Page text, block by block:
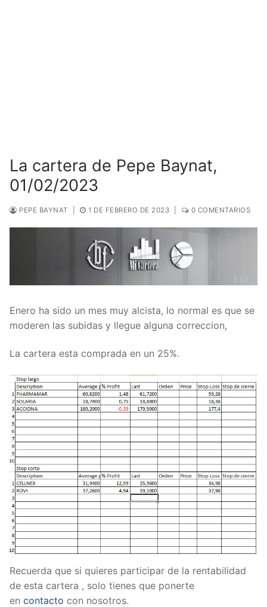
La cartera de Pepe Baynat,
01/02/2023
PEPE BAYNAT 1 DE FEBRERO DE 2023 0 COMENTARIOS
Enero ha sido un mes muy alcista, lo normal es que se
moderen las subidas y llegue alguna correccion,
La cartera esta comprada en un 25%.
Recuerda que si quieres participar de la rentabilidad
de esta cartera , solo tienes que ponerte
en contacto con nosotros.